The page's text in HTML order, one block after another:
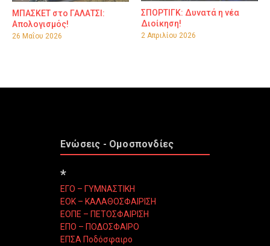
ΜΠΑΣΚΕΤ στο ΓΑΛΑΤΣΙ:
Απολογισμός!
26 Μαΐου 2026
ΣΠΟΡΤΙΓΚ: Δυνατά η νέα
Διοίκηση!
2 Απριλίου 2026
Ενώσεις - Ομοσπονδίες
*
ΕΓΟ – ΓΥΜΝΑΣΤΙΚΗ
ΕΟΚ – ΚΑΛΑΘΟΣΦΑΙΡΙΣΗ
ΕΟΠΕ – ΠΕΤΟΣΦΑΙΡΙΣΗ
ΕΠΟ – ΠΟΔΟΣΦΑΙΡΟ
ΕΠΣΑ Ποδόσφαιρο